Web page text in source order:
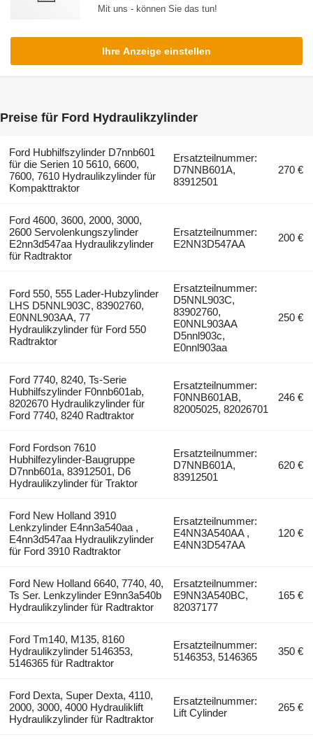
Mit uns - können Sie das tun!
Ihre Anzeige einstellen
Preise für Ford Hydraulikzylinder
Ford Hubhilfszylinder D7nnb601
für die Serien 10 5610, 6600,
7600, 7610 Hydraulikzylinder für
Kompakttraktor
Ersatzteilnummer:
D7NNB601A,
83912501
270 €
Ford 4600, 3600, 2000, 3000,
2600 Servolenkungszylinder
E2nn3d547aa Hydraulikzylinder
für Radtraktor
Ersatzteilnummer:
E2NN3D547AA
200 €
Ford 550, 555 Lader-Hubzylinder
LHS D5NNL903C, 83902760,
E0NNL903AA, 77
Hydraulikzylinder für Ford 550
Radtraktor
Ersatzteilnummer:
D5NNL903C,
83902760,
E0NNL903AA
D5nnl903c,
E0nnl903aa
250 €
Ford 7740, 8240, Ts-Serie
Hubhilfszylinder F0nnb601ab,
8202670 Hydraulikzylinder für
Ford 7740, 8240 Radtraktor
Ersatzteilnummer:
F0NNB601AB,
82005025, 82026701
246 €
Ford Fordson 7610
Hubhilfezylinder-Baugruppe
D7nnb601a, 83912501, D6
Hydraulikzylinder für Traktor
Ersatzteilnummer:
D7NNB601A,
83912501
620 €
Ford New Holland 3910
Lenkzylinder E4nn3a540aa ,
E4nn3d547aa Hydraulikzylinder
für Ford 3910 Radtraktor
Ersatzteilnummer:
E4NN3A540AA ,
E4NN3D547AA
120 €
Ford New Holland 6640, 7740, 40,
Ts Ser. Lenkzylinder E9nn3a540b
Hydraulikzylinder für Radtraktor
Ersatzteilnummer:
E9NN3A540BC,
82037177
165 €
Ford Tm140, M135, 8160
Hydraulikzylinder 5146353,
5146365 für Radtraktor
Ersatzteilnummer:
5146353, 5146365
350 €
Ford Dexta, Super Dexta, 4110,
2000, 3000, 4000 Hydrauliklift
Hydraulikzylinder für Radtraktor
Ersatzteilnummer:
Lift Cylinder
265 €